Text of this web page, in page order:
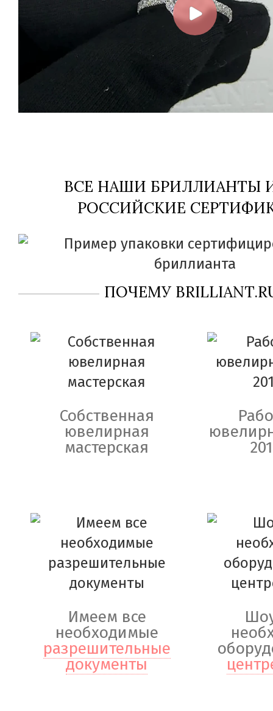
ВСЕ НАШИ БРИЛЛИАНТЫ
РОССИЙСКИЕ
ПОЧЕМУ
Собственная
ювелирная
мастерская
Имеем все
необходимые
разрешительные
документы